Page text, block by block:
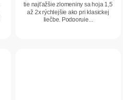
hviezdičiek.
tie najťažšie zlomeniny sa hoja 1,5
až 2x rýchlejšie ako pri klasickej
liečbe. Podporuje...